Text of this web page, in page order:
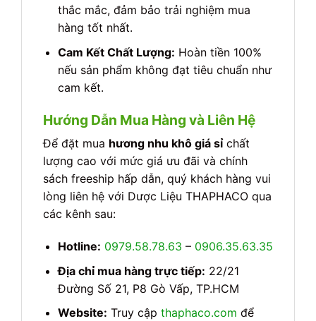
thắc mắc, đảm bảo trải nghiệm mua
hàng tốt nhất.
Cam Kết Chất Lượng: Hoàn tiền 100%
nếu sản phẩm không đạt tiêu chuẩn như
cam kết.
Hướng Dẫn Mua Hàng và Liên Hệ
Để đặt mua hương nhu khô giá sỉchất
lượng cao với mức giá ưu đãi và chính
sách freeship hấp dẫn, quý khách hàng vui
lòng liên hệ với Dược Liệu THAPHACO qua
các kênh sau:
Hotline: 0979.58.78.63 – 0906.35.63.35
Địa chỉ mua hàng trực tiếp: 22/21
Đường Số 21, P8 Gò Vấp, TP.HCM
Website: Truy cập thaphaco.com để